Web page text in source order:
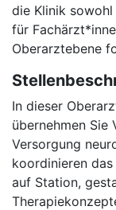
die Klinik
für
Oberarztebene
In dieser
übernehmen
Versorgung
koordinieren
auf Station,